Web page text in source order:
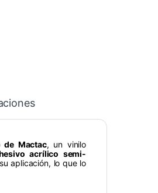
de Mactac, un vinilo
acrílico semi-
aplicación, lo que lo